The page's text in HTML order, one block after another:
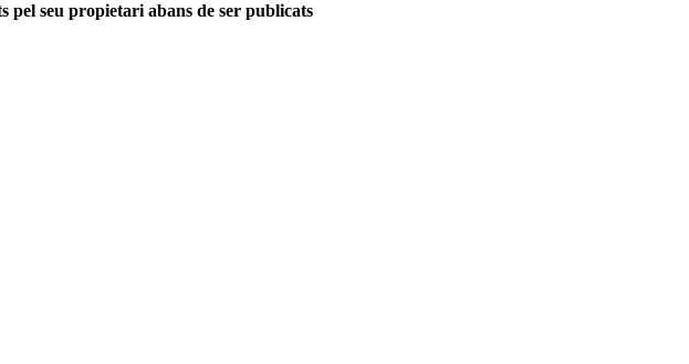
pel seu propietari abans de ser publicats